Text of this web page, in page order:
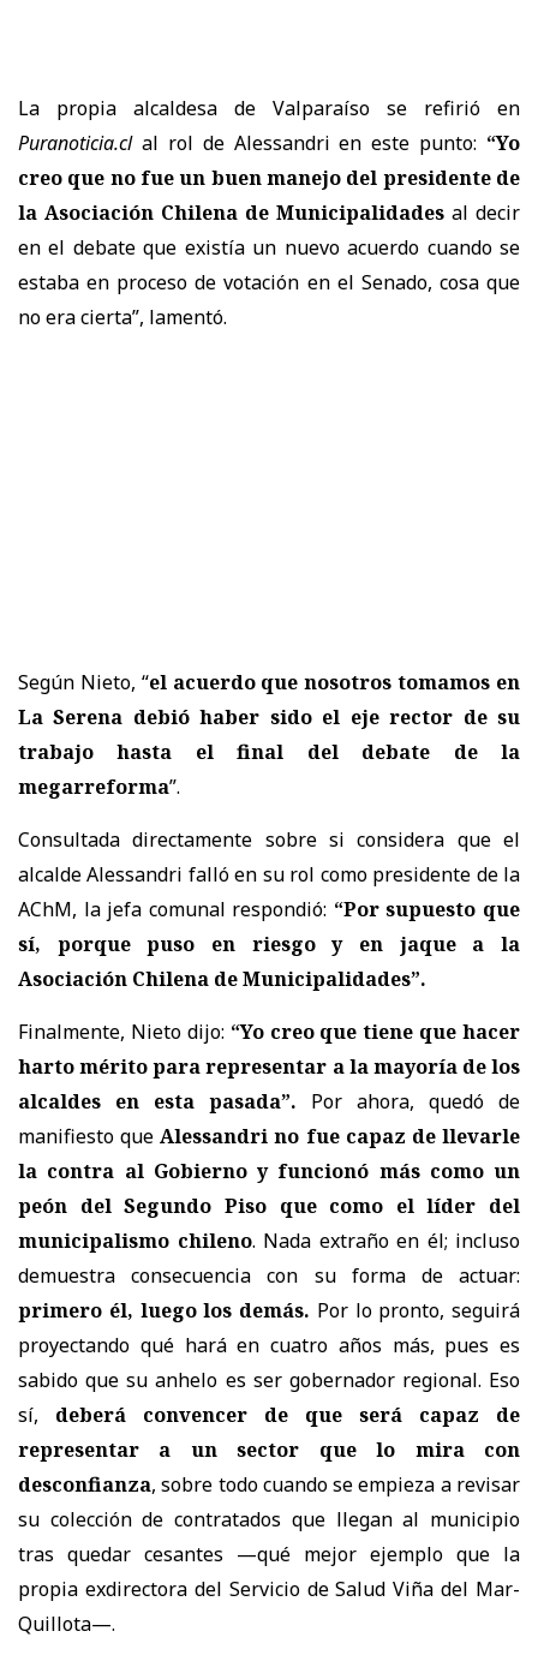
La propia alcaldesa de Valparaíso se refirió en
Puranoticia.clal rol de Alessandri en este punto: “Yo
creo que no fue un buen manejo del presidente de
la Asociación Chilena de Municipalidades al decir
en el debate que existía un nuevo acuerdo cuando se
estaba en proceso de votación en el Senado, cosa que
no era cierta”, lamentó.
Según Nieto, “el acuerdo que nosotros tomamos en
La Serena debió haber sido el eje rector de su
trabajo hasta el final del debate de la
megarreforma”.
Consultada directamente sobre si considera que el
alcalde Alessandri falló en su rol como presidente de la
AChM, la jefa comunal respondió: “Por supuesto que
sí, porque puso en riesgo y en jaque a la
Asociación Chilena de Municipalidades”.
Finalmente, Nieto dijo: “Yo creo que tiene que hacer
harto mérito para representar a la mayoría de los
alcaldes en esta pasada”. Por ahora, quedó de
manifiesto queAlessandri no fue capaz de llevarle
la contra al Gobierno y funcionó más como un
peón del Segundo Piso que como el líder del
municipalismo chileno. Nada extraño en él; incluso
demuestra consecuencia con su forma de actuar:
primero él, luego los demás. Por lo pronto, seguirá
proyectando qué hará en cuatro años más, pues es
sabido que su anhelo es ser gobernador regional. Eso
sí, deberá convencer de que será capaz de
representar a un sector que lo mira con
desconfianza, sobre todo cuando se empieza a revisar
su colección de contratados que llegan al municipio
tras quedar cesantes —qué mejor ejemplo que la
propia exdirectora del Servicio de Salud Viña del Mar-
Quillota—.